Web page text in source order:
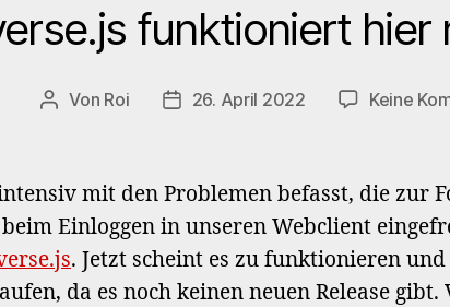
funktioniert hier
Beitragsautor
Von Roi Veröffentlichungsdatum
26. April 2022 Keine
mit den Problemen befasst, die zur
Einloggen in unseren Webclient
. Jetzt scheint es zu funktionieren
da es noch keinen neuen Release gibt.